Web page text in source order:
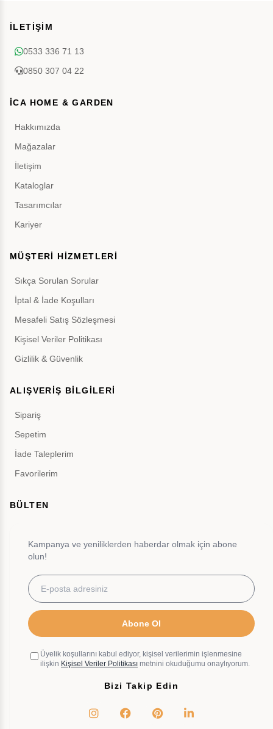
İLETİŞİM
0533 336 71 13
0850 307 04 22
İCA HOME & GARDEN
Hakkımızda
Mağazalar
İletişim
Kataloglar
Tasarımcılar
Kariyer
MÜŞTERİ HİZMETLERİ
Sıkça Sorulan Sorular
İptal & İade Koşulları
Mesafeli Satış Sözleşmesi
Kişisel Veriler Politikası
Gizlilik & Güvenlik
ALIŞVERİŞ BİLGİLERİ
Sipariş
Sepetim
İade Taleplerim
Favorilerim
BÜLTEN
Kampanya ve yeniliklerden haberdar olmak için abone
olun!
Abone Ol
Üyelik koşullarını kabul ediyor, kişisel verilerimin işlenmesine
ilişkin Kişisel Veriler Politikası metnini okuduğumu onaylıyorum.
Bizi Takip Edin